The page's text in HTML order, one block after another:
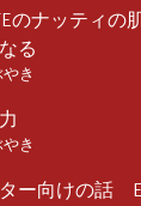
のナッティの
る
き
き
ー向けの話